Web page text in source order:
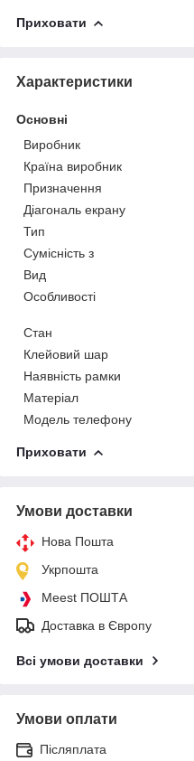
Приховати
Характеристики
Основні
Виробник
Країна виробник
Призначення
Діагональ екрану
Тип
Сумісність з
Вид
Особливості
Стан
Клейовий шар
Наявність рамки
Матеріал
Модель телефону
Приховати
Умови доставки
Нова Пошта
Укрпошта
Meest ПОШТА
Доставка в Європу
Всі умови доставки
Умови оплати
Післяплата